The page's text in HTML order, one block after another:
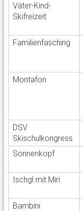
Väter-Kind-
Skifreizeit
Familienfasching
Montafon
DSV
Skischulkongress
Sonnenkopf
Ischgl mit Miri
Bambini